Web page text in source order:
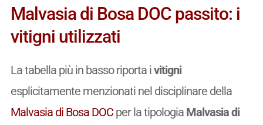
Malvasia di Bosa DOC passito: i
vitigni utilizzati
La tabella più in basso riporta ivitigni
esplicitamente menzionati nel disciplinare della
Malvasia di Bosa DOCper la tipologia Malvasia di